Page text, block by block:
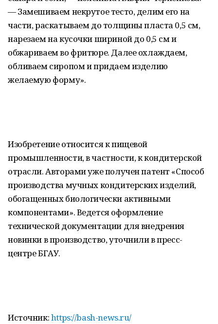
— Замешиваем некрутое тесто, делим его на
части, раскатываем до толщины пласта 0,5 см,
нарезаем на кусочки шириной до 0,5 см и
обжариваем во фритюре. Далее охлаждаем,
обливаем сиропом и придаем изделию
желаемую форму».
Изобретение относится к пищевой
промышленности, в частности, к кондитерской
отрасли. Авторами уже получен патент «Способ
производства мучных кондитерских изделий,
обогащенных биологически активными
компонентами». Ведется оформление
технической документации для внедрения
новинки в производство, уточнили в пресс-
центре БГАУ.
Источник:https://bash-news.ru/